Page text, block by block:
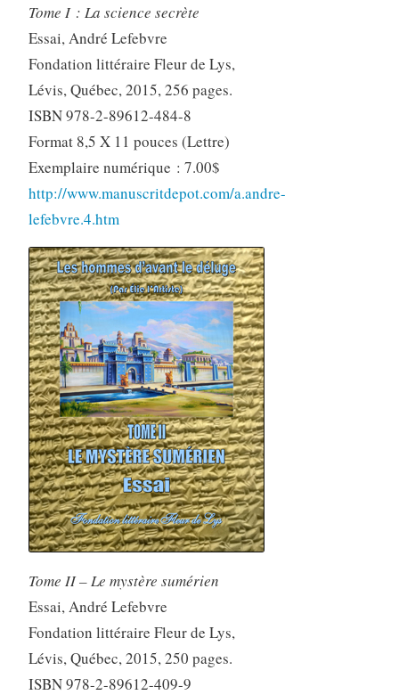
Tome I : La science secrète
Essai, André Lefebvre
Fondation littéraire Fleur de Lys,
Lévis, Québec, 2015, 256 pages.
ISBN 978-2-89612-484-8
Format 8,5 X 11 pouces (Lettre)
Exemplaire numérique : 7.00$
http://www.manuscritdepot.com/a.andre-
lefebvre.4.htm
Tome II – Le mystère sumérien
Essai, André Lefebvre
Fondation littéraire Fleur de Lys,
Lévis, Québec, 2015, 250 pages.
ISBN 978-2-89612-409-9